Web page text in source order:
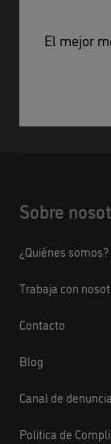
El mejor
Sobre
¿Quiénes somos?
Trabaja con
Contacto
Blog
Canal de
Politica de